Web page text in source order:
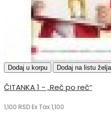
Dodaj u korpu Dodaj na listu želja
ČITANKA 1 - „Reč po reč“
1,100 RSD Ex Tax:1,100